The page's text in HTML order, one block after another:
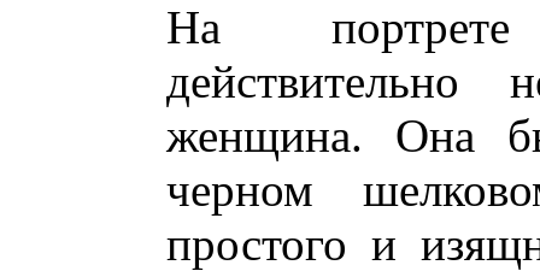
На
действительно
женщина. Она
черном
простого и